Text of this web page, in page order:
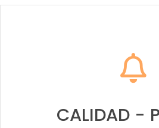
CALIDAD -